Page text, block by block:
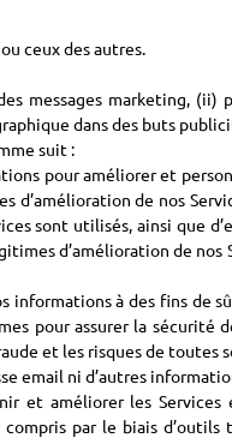
ceux des autres.
messages marketing,
dans des buts
suit :
pour améliorer et
de nos
sont utilisés, ainsi que
d’amélioration de
informations à des fins
pour assurer la sécurité
et les risques de toutes
email ni d’autres
et améliorer les
par le biais d’outils